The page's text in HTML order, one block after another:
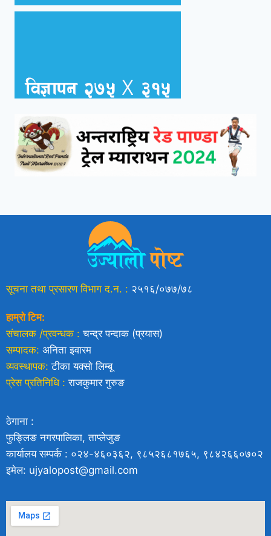
सूचना तथा प्रसारण विभाग द.न. : २५१६/०७७/७८
हाम्रो टिम:
संचालक /प्रवन्धक : चन्द्र पन्दाक (प्रयास)
सम्पादक: अनिता इवारम
व्यवस्थापक: टीका यक्साे लिम्बू
प्रेस प्रतिनिधि : राजकुमार गुरुङ
ठेगाना :
फुङ्लिङ नगरपालिका, ताप्लेजुङ
कार्यालय सम्पर्क : ०२४-४६०३६२, ९८५२६८१७६५, ९८४२६६०७०२
इमेल: ujyalopost@gmail.com